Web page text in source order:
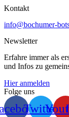
Kontakt
info@bochumer-
Newsletter
Erfahre immer als
und Infos zu
Hier anmelden
Folge uns
Twitter